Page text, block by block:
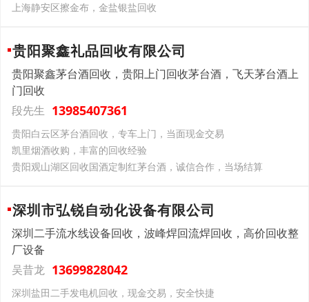
上海静安区擦金布，金盐银盐回收
贵阳聚鑫礼品回收有限公司
贵阳聚鑫茅台酒回收，贵阳上门回收茅台酒，飞天茅台酒上
门回收
段先生 13985407361
贵阳白云区茅台酒回收，专车上门，当面现金交易
凯里烟酒收购，丰富的回收经验
贵阳观山湖区回收国酒定制红茅台酒，诚信合作，当场结算
深圳市弘锐自动化设备有限公司
深圳二手流水线设备回收，波峰焊回流焊回收，高价回收整
厂设备
吴昔龙 13699828042
深圳盐田二手发电机回收，现金交易，安全快捷